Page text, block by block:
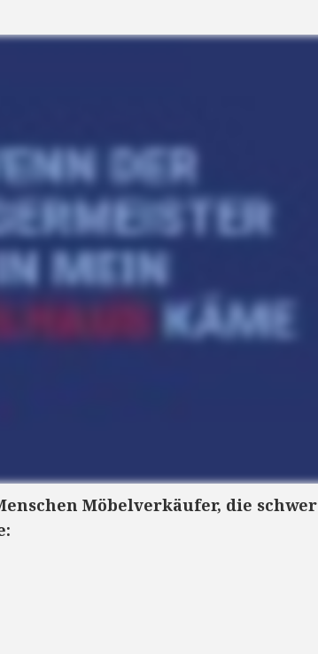
Möbelverkäufer, die schwer